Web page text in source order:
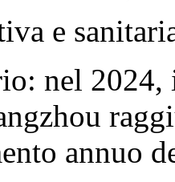
e
nel
annuo